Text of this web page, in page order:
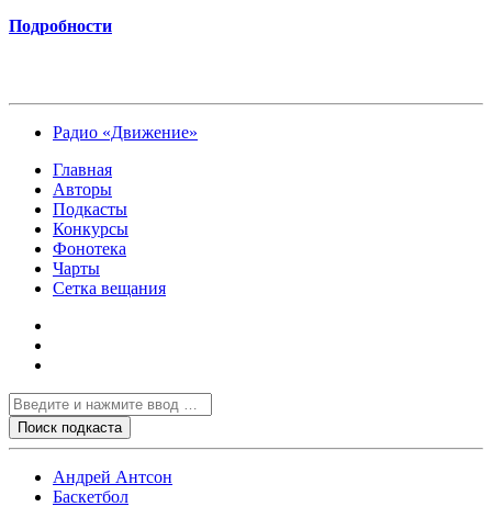
Подробности
Радио «Движение»
Главная
Авторы
Подкасты
Конкурсы
Фонотека
Чарты
Сетка вещания
Андрей Антсон
Баскетбол